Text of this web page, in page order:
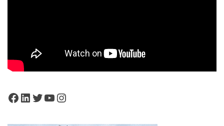
Facebook
LinkedIn
Twitter
YouTube
Instagram